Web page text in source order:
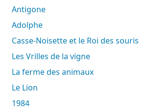
Antigone
Adolphe
Casse-Noisette et le Roi des souris
Les Vrilles de la vigne
La ferme des animaux
Le Lion
1984